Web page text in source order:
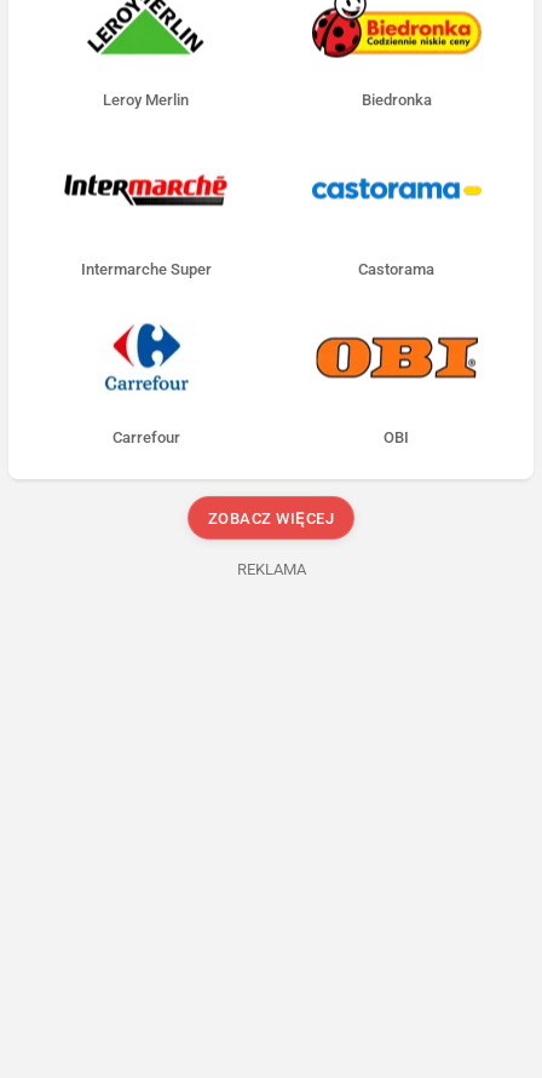
Leroy Merlin Biedronka
Intermarche Super Castorama
Carrefour OBI
ZOBACZ WIĘCEJ
REKLAMA